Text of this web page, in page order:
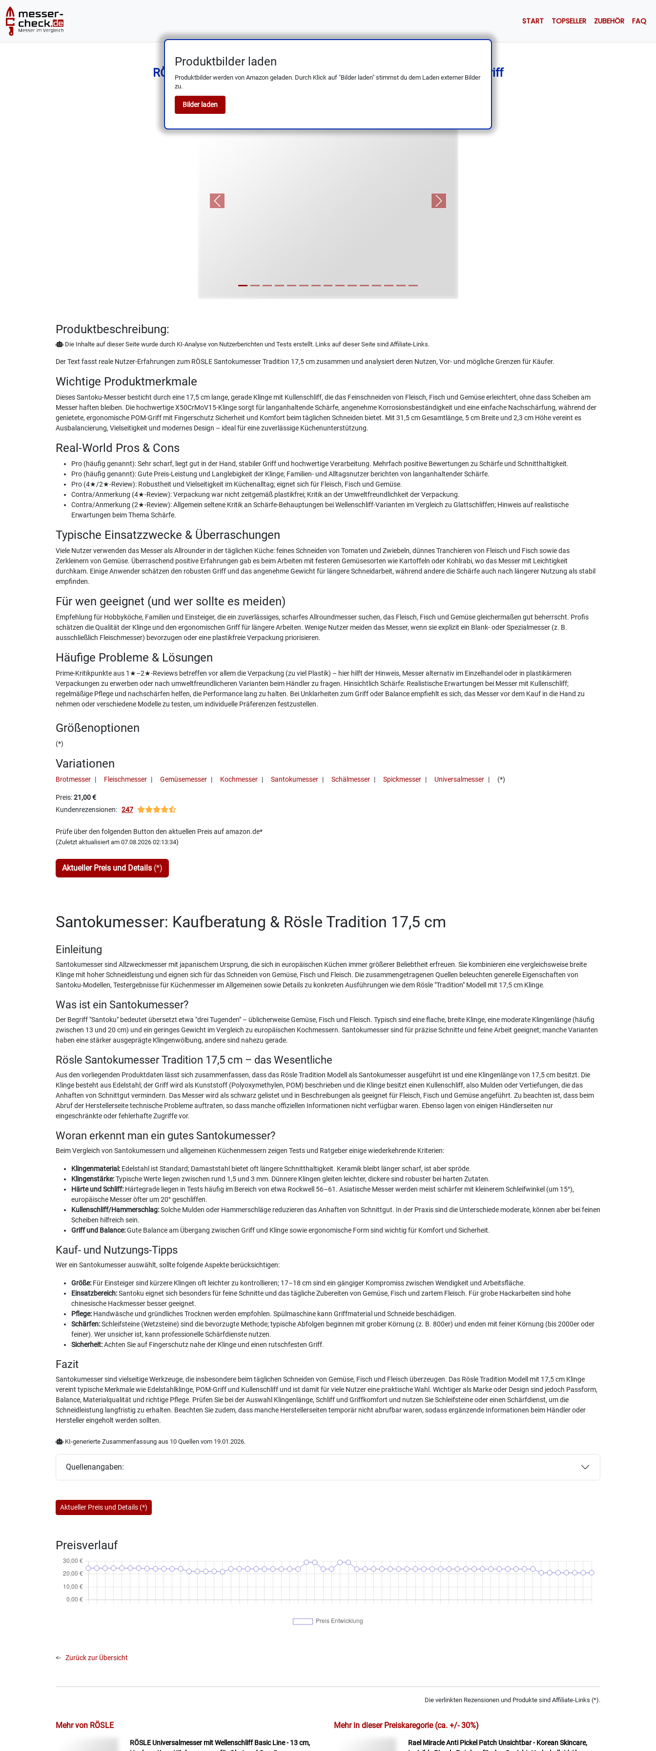
Produktbilder laden
Produktbilder werden von Amazon geladen. Durch Klick auf "Bilder laden" stimmst du dem Laden externer Bilder
zu.
Bilder laden
START TOPSELLER ZUBEHÖR FAQ
RÖSLE Santoku 17,5 cm – scharf, Kullenschliff, ergonomischer Griff
Previous Next
Produktbeschreibung:
Die Inhalte auf dieser Seite wurde durch KI-Analyse von Nutzerberichten und Tests erstellt. Links auf dieser Seite sind Affiliate-Links.
Der Text fasst reale Nutzer-Erfahrungen zum RÖSLE Santokumesser Tradition 17,5 cm zusammen und analysiert deren Nutzen, Vor- und mögliche Grenzen für Käufer.
Wichtige Produktmerkmale
Dieses Santoku-Messer besticht durch eine 17,5 cm lange, gerade Klinge mit Kullenschliff, die das Feinschneiden von Fleisch, Fisch und Gemüse erleichtert, ohne dass Scheiben am
Messer haften bleiben. Die hochwertige X50CrMoV15-Klinge sorgt für langanhaltende Schärfe, angenehme Korrosionsbeständigkeit und eine einfache Nachschärfung, während der
genietete, ergonomische POM-Griff mit Fingerschutz Sicherheit und Komfort beim täglichen Schneiden bietet. Mit 31,5 cm Gesamtlänge, 5 cm Breite und 2,3 cm Höhe vereint es
Ausbalancierung, Vielseitigkeit und modernes Design – ideal für eine zuverlässige Küchenunterstützung.
Real-World Pros & Cons
Pro (häufig genannt): Sehr scharf, liegt gut in der Hand, stabiler Griff und hochwertige Verarbeitung. Mehrfach positive Bewertungen zu Schärfe und Schnitthaltigkeit.
Pro (häufig genannt): Gute Preis-Leistung und Langlebigkeit der Klinge; Familien- und Alltagsnutzer berichten von langanhaltender Schärfe.
Pro (4★/2★-Review): Robustheit und Vielseitigkeit im Küchenalltag; eignet sich für Fleisch, Fisch und Gemüse.
Contra/Anmerkung (4★-Review): Verpackung war nicht zeitgemäß plastikfrei; Kritik an der Umweltfreundlichkeit der Verpackung.
Contra/Anmerkung (2★-Review): Allgemein seltene Kritik an Schärfe-Behauptungen bei Wellenschliff-Varianten im Vergleich zu Glattschliffen; Hinweis auf realistische
Erwartungen beim Thema Schärfe.
Typische Einsatzzwecke & Überraschungen
Viele Nutzer verwenden das Messer als Allrounder in der täglichen Küche: feines Schneiden von Tomaten und Zwiebeln, dünnes Tranchieren von Fleisch und Fisch sowie das
Zerkleinern von Gemüse. Überraschend positive Erfahrungen gab es beim Arbeiten mit festeren Gemüsesorten wie Kartoffeln oder Kohlrabi, wo das Messer mit Leichtigkeit
durchkam. Einige Anwender schätzen den robusten Griff und das angenehme Gewicht für längere Schneidarbeit, während andere die Schärfe auch nach längerer Nutzung als stabil
empfinden.
Für wen geeignet (und wer sollte es meiden)
Empfehlung für Hobbyköche, Familien und Einsteiger, die ein zuverlässiges, scharfes Allroundmesser suchen, das Fleisch, Fisch und Gemüse gleichermaßen gut beherrscht. Profis
schätzen die Qualität der Klinge und den ergonomischen Griff für längere Arbeiten. Wenige Nutzer meiden das Messer, wenn sie explizit ein Blank- oder Spezialmesser (z. B.
ausschließlich Fleischmesser) bevorzugen oder eine plastikfreie Verpackung priorisieren.
Häufige Probleme & Lösungen
Prime-Kritikpunkte aus 1★–2★-Reviews betreffen vor allem die Verpackung (zu viel Plastik) – hier hilft der Hinweis, Messer alternativ im Einzelhandel oder in plastikärmeren
Verpackungen zu erwerben oder nach umweltfreundlicheren Varianten beim Händler zu fragen. Hinsichtlich Schärfe: Realistische Erwartungen bei Messer mit Kullenschliff;
regelmäßige Pflege und nachschärfen helfen, die Performance lang zu halten. Bei Unklarheiten zum Griff oder Balance empfiehlt es sich, das Messer vor dem Kauf in die Hand zu
nehmen oder verschiedene Modelle zu testen, um individuelle Präferenzen festzustellen.
Größenoptionen
(*)
Variationen
Brotmesser Fleischmesser Gemüsemesser Kochmesser Santokumesser Schälmesser Spickmesser Universalmesser (*)
Preis:21,00 €
Kundenrezensionen: 247
Prüfe über den folgenden Button den aktuellen Preis auf amazon.de*
(Zuletzt aktualisiert am 07.08.2026 02:13:34)
Aktueller Preis und Details (*)
Santokumesser: Kaufberatung & Rösle Tradition 17,5 cm
Einleitung
Santokumesser sind Allzweckmesser mit japanischem Ursprung, die sich in europäischen Küchen immer größerer Beliebtheit erfreuen. Sie kombinieren eine vergleichsweise breite
Klinge mit hoher Schneidleistung und eignen sich für das Schneiden von Gemüse, Fisch und Fleisch. Die zusammengetragenen Quellen beleuchten generelle Eigenschaften von
Santoku-Modellen, Testergebnisse für Küchenmesser im Allgemeinen sowie Details zu konkreten Ausführungen wie dem Rösle "Tradition" Modell mit 17,5 cm Klinge.
Was ist ein Santokumesser?
Der Begriff "Santoku" bedeutet übersetzt etwa "drei Tugenden" – üblicherweise Gemüse, Fisch und Fleisch. Typisch sind eine flache, breite Klinge, eine moderate Klingenlänge (häufig
zwischen 13 und 20 cm) und ein geringes Gewicht im Vergleich zu europäischen Kochmessern. Santokumesser sind für präzise Schnitte und feine Arbeit geeignet; manche Varianten
haben eine stärker ausgeprägte Klingenwölbung, andere sind nahezu gerade.
Rösle Santokumesser Tradition 17,5 cm – das Wesentliche
Aus den vorliegenden Produktdaten lässt sich zusammenfassen, dass das Rösle Tradition Modell als Santokumesser ausgeführt ist und eine Klingenlänge von 17,5 cm besitzt. Die
Klinge besteht aus Edelstahl; der Griff wird als Kunststoff (Polyoxymethylen, POM) beschrieben und die Klinge besitzt einen Kullenschliff, also Mulden oder Vertiefungen, die das
Anhaften von Schnittgut vermindern. Das Messer wird als schwarz gelistet und in Beschreibungen als geeignet für Fleisch, Fisch und Gemüse angeführt. Zu beachten ist, dass beim
Abruf der Herstellerseite technische Probleme auftraten, so dass manche offiziellen Informationen nicht verfügbar waren. Ebenso lagen von einigen Händlerseiten nur
eingeschränkte oder fehlerhafte Zugriffe vor.
Woran erkennt man ein gutes Santokumesser?
Beim Vergleich von Santokumessern und allgemeinen Küchenmessern zeigen Tests und Ratgeber einige wiederkehrende Kriterien:
Klingenmaterial: Edelstahl ist Standard; Damaststahl bietet oft längere Schnitthaltigkeit. Keramik bleibt länger scharf, ist aber spröde.
Klingenstärke:Typische Werte liegen zwischen rund 1,5 und 3 mm. Dünnere Klingen gleiten leichter, dickere sind robuster bei harten Zutaten.
Härte und Schliff: Härtegrade liegen in Tests häufig im Bereich von etwa Rockwell 56–61. Asiatische Messer werden meist schärfer mit kleinerem Schleifwinkel (um 15°),
europäische Messer öfter um 20° geschliffen.
Kullenschliff/Hammerschlag:Solche Mulden oder Hammerschläge reduzieren das Anhaften von Schnittgut. In der Praxis sind die Unterschiede moderate, können aber bei feinen
Scheiben hilfreich sein.
Griff und Balance:Gute Balance am Übergang zwischen Griff und Klinge sowie ergonomische Form sind wichtig für Komfort und Sicherheit.
Kauf- und Nutzungs-Tipps
Wer ein Santokumesser auswählt, sollte folgende Aspekte berücksichtigen:
Größe: Für Einsteiger sind kürzere Klingen oft leichter zu kontrollieren; 17–18 cm sind ein gängiger Kompromiss zwischen Wendigkeit und Arbeitsfläche.
Einsatzbereich:Santoku eignet sich besonders für feine Schnitte und das tägliche Zubereiten von Gemüse, Fisch und zartem Fleisch. Für grobe Hackarbeiten sind hohe
chinesische Hackmesser besser geeignet.
Pflege: Handwäsche und gründliches Trocknen werden empfohlen. Spülmaschine kann Griffmaterial und Schneide beschädigen.
Schärfen:Schleifsteine (Wetzsteine) sind die bevorzugte Methode; typische Abfolgen beginnen mit grober Körnung (z. B. 800er) und enden mit feiner Körnung (bis 2000er oder
feiner). Wer unsicher ist, kann professionelle Schärfdienste nutzen.
Sicherheit:Achten Sie auf Fingerschutz nahe der Klinge und einen rutschfesten Griff.
Fazit
Santokumesser sind vielseitige Werkzeuge, die insbesondere beim täglichen Schneiden von Gemüse, Fisch und Fleisch überzeugen. Das Rösle Tradition Modell mit 17,5 cm Klinge
vereint typische Merkmale wie Edelstahlklinge, POM-Griff und Kullenschliff und ist damit für viele Nutzer eine praktische Wahl. Wichtiger als Marke oder Design sind jedoch Passform,
Balance, Materialqualität und richtige Pflege. Prüfen Sie bei der Auswahl Klingenlänge, Schliff und Griffkomfort und nutzen Sie Schleifsteine oder einen Schärfdienst, um die
Schneidleistung langfristig zu erhalten. Beachten Sie zudem, dass manche Herstellerseiten temporär nicht abrufbar waren, sodass ergänzende Informationen beim Händler oder
Hersteller eingeholt werden sollten.
KI-generierte Zusammenfassung aus 10 Quellen vom 19.01.2026.
Quellenangaben:
Aktueller Preis und Details (*)
Preisverlauf
<- Zurück zur Übersicht
Die verlinkten Rezensionen und Produkte sind Affiliate-Links (*).
Mehr von RÖSLE
RÖSLE Universalmesser mit Wellenschliff Basic Line - 13 cm,
Mehr in dieser Preiskaregorie (ca. +/- 30%)
Rael Miracle Anti Pickel Patch Unsichtbar - Korean Skincare,